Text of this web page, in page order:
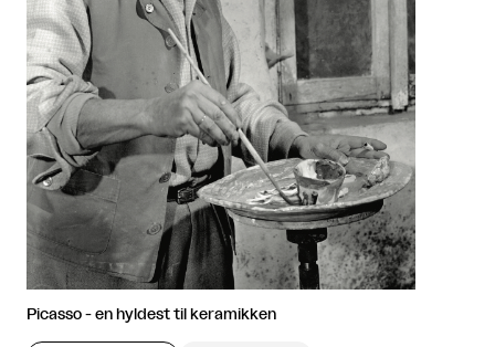
Picasso - en hyldest til keramikken